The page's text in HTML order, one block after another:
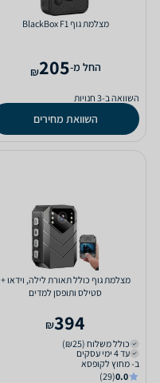
‏מצלמת גוף BlackBox F1
‫החל מ-205
₪
השוואה ב-3 חנויות
השוואת מחירים
מצלמת גוף כולל תאורת לילה, וידאו +
סטילס ותופסן למדים
394
₪
כולל משלוח (₪25)
עד 4 ימי עסקים
ב- מחוץ לקופסא
0.0
(29)